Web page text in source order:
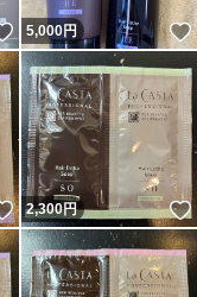
いいね！
5,000円
いいね！
2,300円